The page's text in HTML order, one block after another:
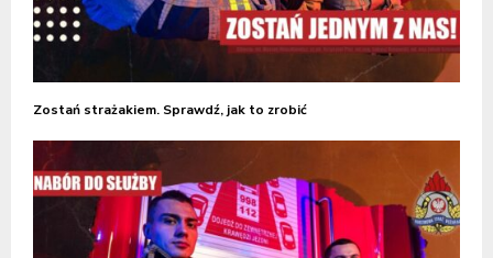
Zostań strażakiem. Sprawdź, jak to zrobić